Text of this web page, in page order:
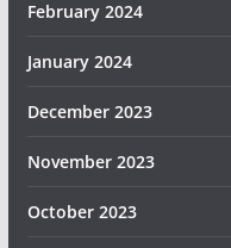
February 2024
January 2024
December 2023
November 2023
October 2023